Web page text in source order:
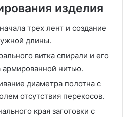
изделия
трех лент и создание
длины.
витка спирали и его
нитью.
диаметра полотна с
отсутствия перекосов.
края заготовки с